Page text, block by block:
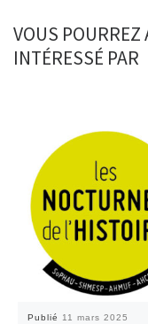
VOUS POURREZ
INTÉRESSÉ PAR
Publié 11 mars 2025